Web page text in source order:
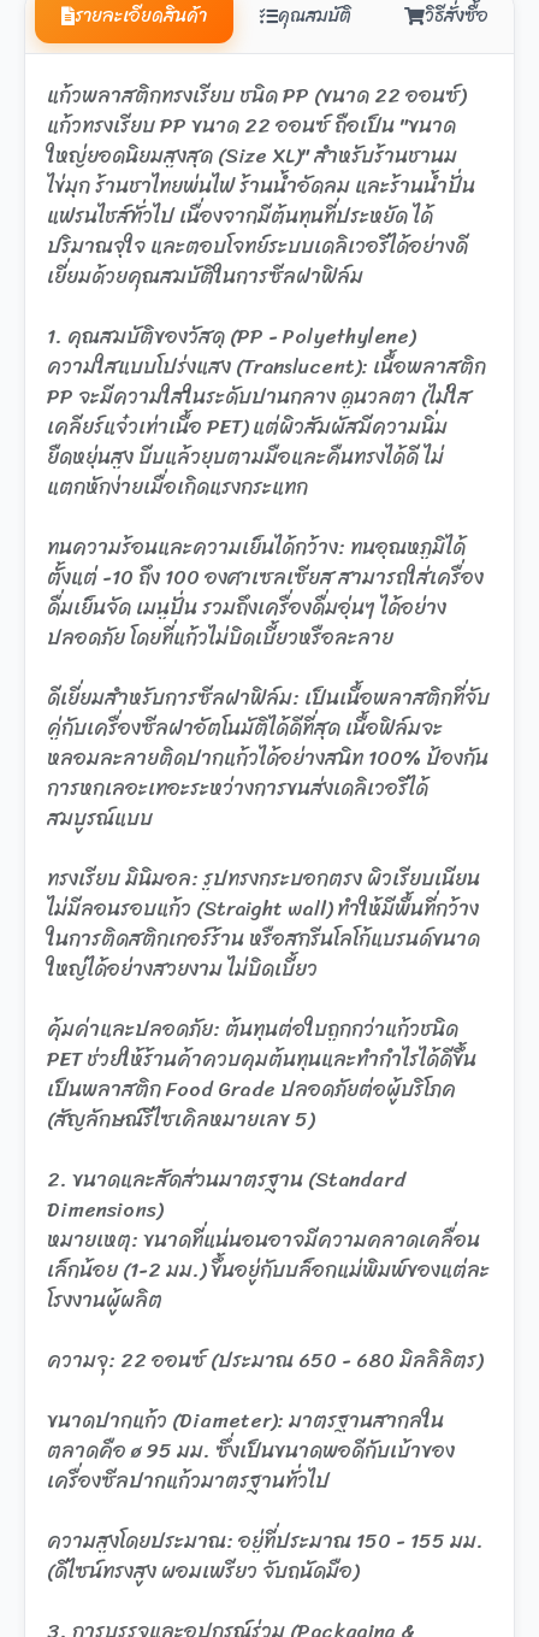
รายละเอียดสินค้า คุณสมบัติ วิธีสั่งซื้อ
แก้วพลาสติกทรงเรียบ ชนิด PP (ขนาด 22 ออนซ์)
แก้วทรงเรียบ PP ขนาด 22 ออนซ์ ถือเป็น "ขนาด
ใหญ่ยอดนิยมสูงสุด (Size XL)" สำหรับร้านชานม
ไข่มุก ร้านชาไทยพ่นไฟ ร้านน้ำอัดลม และร้านน้ำปั่น
แฟรนไชส์ทั่วไป เนื่องจากมีต้นทุนที่ประหยัด ได้
ปริมาณจุใจ และตอบโจทย์ระบบเดลิเวอรีได้อย่างดี
เยี่ยมด้วยคุณสมบัติในการซีลฝาฟิล์ม
1. คุณสมบัติของวัสดุ (PP - Polyethylene)
ความใสแบบโปร่งแสง (Translucent): เนื้อพลาสติก
PP จะมีความใสในระดับปานกลาง ดูนวลตา (ไม่ใส
เคลียร์แจ๋วเท่าเนื้อ PET) แต่ผิวสัมผัสมีความนิ่ม
ยืดหยุ่นสูง บีบแล้วยุบตามมือและคืนทรงได้ดี ไม่
แตกหักง่ายเมื่อเกิดแรงกระแทก
ทนความร้อนและความเย็นได้กว้าง: ทนอุณหภูมิได้
ตั้งแต่ -10 ถึง 100 องศาเซลเซียส สามารถใส่เครื่อง
ดื่มเย็นจัด เมนูปั่น รวมถึงเครื่องดื่มอุ่นๆ ได้อย่าง
ปลอดภัย โดยที่แก้วไม่บิดเบี้ยวหรือละลาย
ดีเยี่ยมสำหรับการซีลฝาฟิล์ม: เป็นเนื้อพลาสติกที่จับ
คู่กับเครื่องซีลฝาอัตโนมัติได้ดีที่สุด เนื้อฟิล์มจะ
หลอมละลายติดปากแก้วได้อย่างสนิท 100% ป้องกัน
การหกเลอะเทอะระหว่างการขนส่งเดลิเวอรีได้
สมบูรณ์แบบ
ทรงเรียบ มินิมอล: รูปทรงกระบอกตรง ผิวเรียบเนียน
ไม่มีลอนรอบแก้ว (Straight wall) ทำให้มีพื้นที่กว้าง
ในการติดสติกเกอร์ร้าน หรือสกรีนโลโก้แบรนด์ขนาด
ใหญ่ได้อย่างสวยงาม ไม่บิดเบี้ยว
คุ้มค่าและปลอดภัย: ต้นทุนต่อใบถูกกว่าแก้วชนิด
PET ช่วยให้ร้านค้าควบคุมต้นทุนและทำกำไรได้ดีขึ้น
เป็นพลาสติก Food Grade ปลอดภัยต่อผู้บริโภค
(สัญลักษณ์รีไซเคิลหมายเลข 5)
2. ขนาดและสัดส่วนมาตรฐาน (Standard
Dimensions)
หมายเหตุ: ขนาดที่แน่นอนอาจมีความคลาดเคลื่อน
เล็กน้อย (1-2 มม.) ขึ้นอยู่กับบล็อกแม่พิมพ์ของแต่ละ
โรงงานผู้ผลิต
ความจุ: 22 ออนซ์ (ประมาณ 650 - 680 มิลลิลิตร)
ขนาดปากแก้ว (Diameter): มาตรฐานสากลใน
ตลาดคือ ø 95 มม. ซึ่งเป็นขนาดพอดีกับเบ้าของ
เครื่องซีลปากแก้วมาตรฐานทั่วไป
ความสูงโดยประมาณ: อยู่ที่ประมาณ 150 - 155 มม.
(ดีไซน์ทรงสูง ผอมเพรียว จับถนัดมือ)